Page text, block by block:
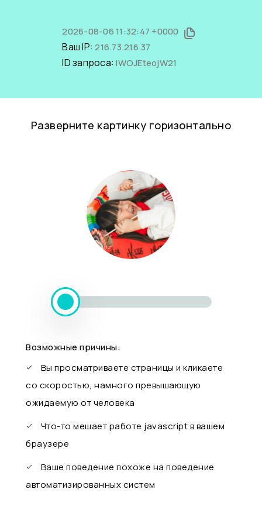
2026-08-06 11:32:47 +0000
Ваш IP:216.73.216.37
ID запроса:lWOJEteojW21
Разверните картинку горизонтально
Возможные причины:
Вы просматриваете страницы и кликаете
со скоростью, намного превышающую
ожидаемую от человека
Что-то мешает работе javascript в вашем
браузере
Ваше поведение похоже на поведение
автоматизированных систем